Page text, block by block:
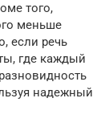
того,
меньше
если речь
где каждый
надежный